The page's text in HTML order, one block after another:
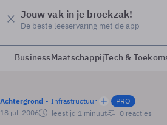
Jouw vak in je broekzak!
De beste leeservaring met de app
BusinessMaatschappijTech &
Achtergrond Infrastructuur
PRO
18 juli 2006
leestijd 1 minuut 0 reacties